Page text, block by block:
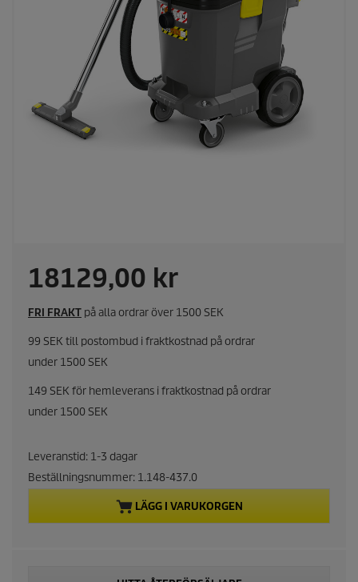
C
u
r
r
e
t
p
18129,00 kr
FRI FRAKT på alla ordrar över 1500 SEK
99 SEK till postombud i fraktkostnad på ordrar
under 1500 SEK
149 SEK för hemleverans i fraktkostnad på ordrar
under 1500 SEK
Leveranstid: 1-3 dagar
Beställningsnummer: 1.148-437.0
LÄGG I VARUKORGEN